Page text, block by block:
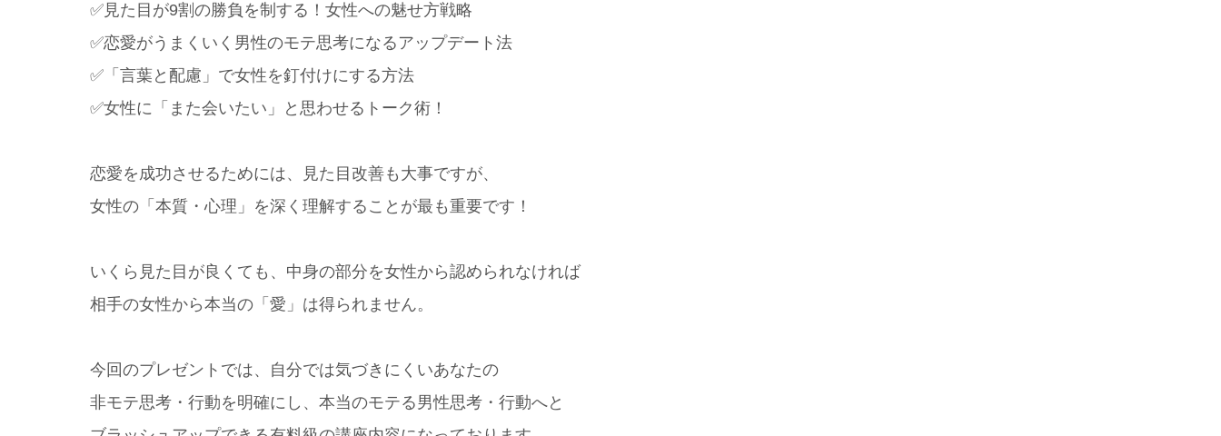
✅見た目が9割の勝負を制する！女性への魅せ方戦略
✅恋愛がうまくいく男性のモテ思考になるアップデート法
✅「言葉と配慮」で女性を釘付けにする方法
✅女性に「また会いたい」と思わせるトーク術！
恋愛を成功させるためには、見た目改善も大事ですが、
女性の「本質・心理」を深く理解することが最も重要です！
いくら見た目が良くても、中身の部分を女性から認められなければ
相手の女性から本当の「愛」は得られません。
今回のプレゼントでは、自分では気づきにくいあなたの
非モテ思考・行動を明確にし、本当のモテる男性思考・行動へと